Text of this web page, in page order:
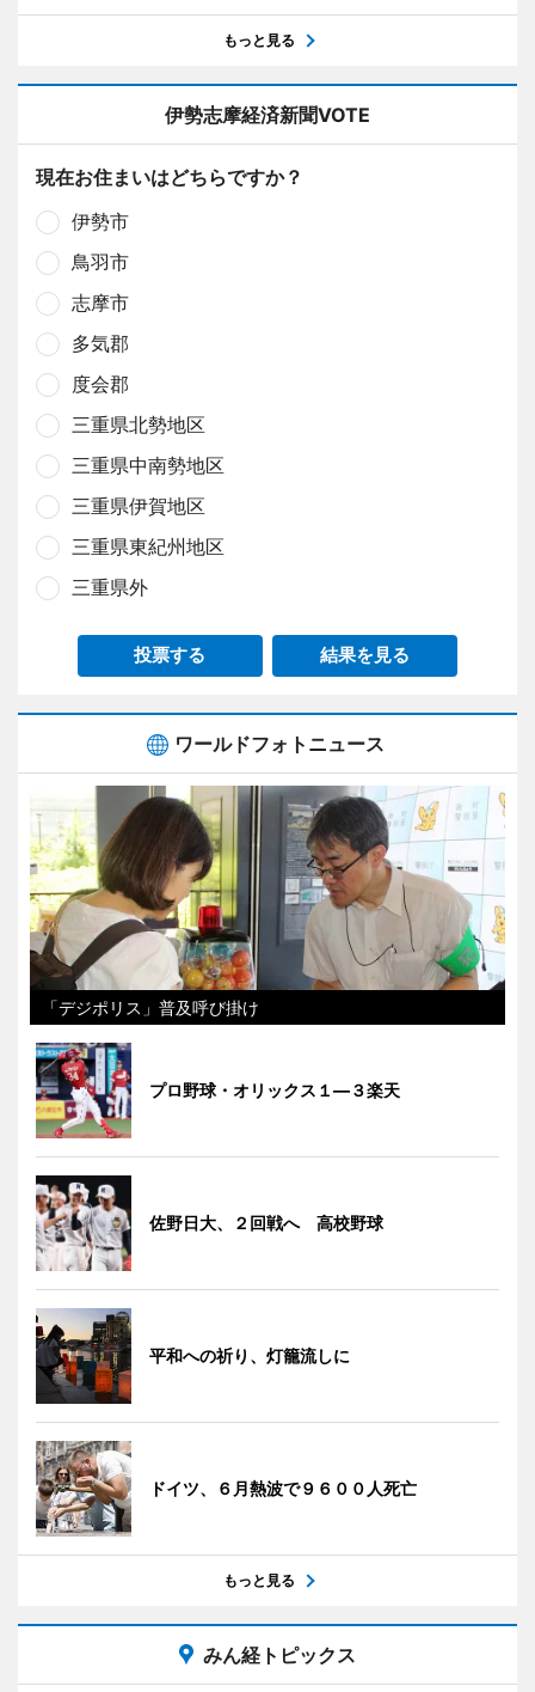
もっと見る
伊勢志摩経済新聞VOTE
現在お住まいはどちらですか？
伊勢市
鳥羽市
志摩市
多気郡
度会郡
三重県北勢地区
三重県中南勢地区
三重県伊賀地区
三重県東紀州地区
三重県外
投票する 結果を見る
ワールドフォトニュース
「デジポリス」普及呼び掛け
プロ野球・オリックス１―３楽天
佐野日大、２回戦へ 高校野球
平和への祈り、灯籠流しに
ドイツ、６月熱波で９６００人死亡
もっと見る
みん経トピックス